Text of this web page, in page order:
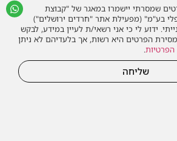
שמסרתי יישמרו במאגר של "קבוצת
בע"מ" (מפעילת אתר "חרדים ירושלים")
ידוע לי כי אני רשאי/ת לעיין במידע, לבקש
הפרטים היא רשות, אך בלעדיהם לא ניתן
הפרטיות.
שליחה